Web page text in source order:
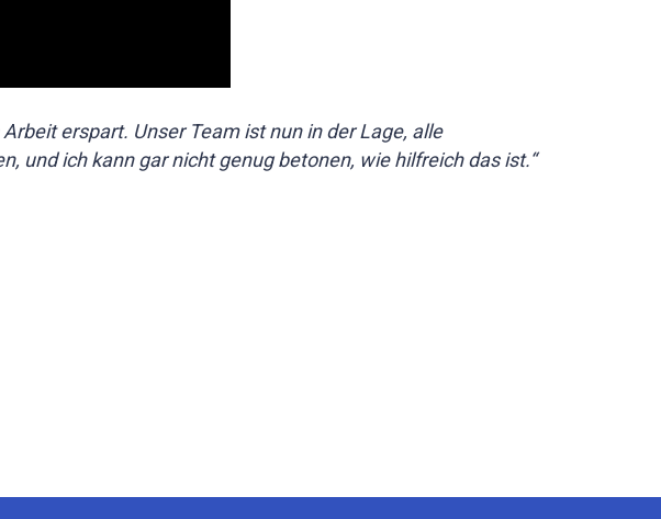
erspart. Unser Team ist nun in der Lage, alle
und ich kann gar nicht genug betonen, wie hilfreich das ist.“